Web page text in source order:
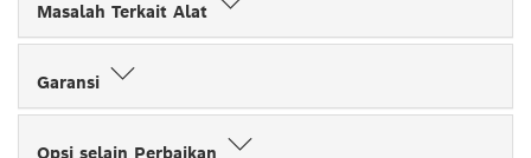
Masalah Terkait Alat
Garansi
Opsi selain Perbaikan